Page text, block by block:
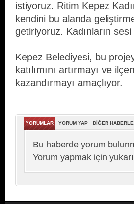
istiyoruz. Ritim Kepez
kendini bu alanda
getiriyoruz. Kadınların
Kepez Belediyesi, bu
katılımını artırmayı ve
kazandırmayı amaçlıyor.
YORUMLAR YORUM YAP DİĞER
Bu haberde yorum
Yorum yapmak için